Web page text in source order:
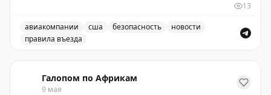
избила его, нанеся ему травмы головы.
Инцидент произошел на глазах у членов экипажа, что
13
авиакомпании сша безопасность
новости
правила въезда
Галопом по Африкам
9 мая